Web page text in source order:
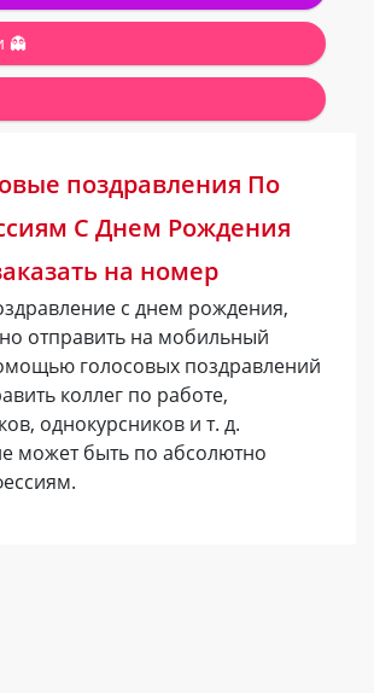
👻
поздравления По
С Днем Рождения
на номер
с днем рождения,
отправить на мобильный
голосовых поздравлений
коллег по работе,
однокурсников и т. д.
может быть по абсолютно